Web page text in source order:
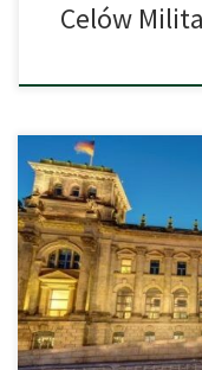
Celów
Obecnie prognozy
lutego 2025 w
ma największe szanse
kanclerza ma Friedrich
konserwatyści, którzy
jako zdecydowani
[…]